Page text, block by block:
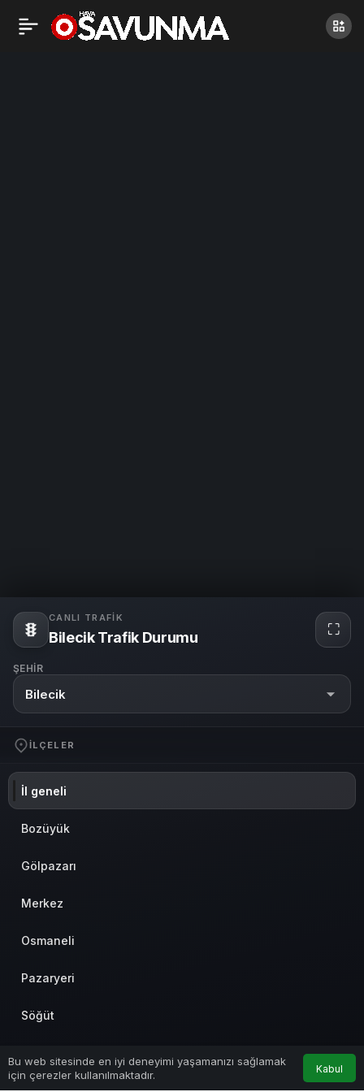
CANLI TRAFIK
Bilecik Trafik Durumu ⛶
ŞEHIR
Bilecik
İLÇELER
İl geneli
Bozüyük
Gölpazarı
Merkez
Osmaneli
Pazaryeri
Söğüt
Bu web sitesinde en iyi deneyimi yaşamanızı sağlamak
için çerezler kullanılmaktadır.
Kabul
Anasayfa Hesabım